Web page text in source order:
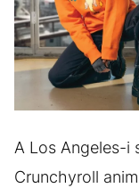
A Los Angeles-i
Crunchyroll